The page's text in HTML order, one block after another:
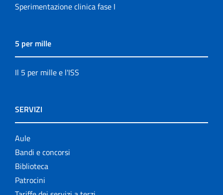
Sperimentazione clinica fase I
5 per mille
Il 5 per mille e l'ISS
SERVIZI
Aule
Bandi e concorsi
Biblioteca
Patrocini